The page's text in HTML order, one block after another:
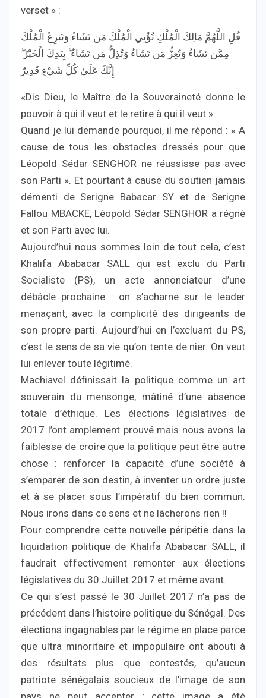
verset » :
قُلِ اللَّهُمَّ مَالِكَ الْمُلْكِ تُؤْتِي الْمُلْكَ مَن تَشَاءُ وَتَنزِعُ الْمُلْكَ
مِمَّن تَشَاءُ وَتُعِزُّ مَن تَشَاءُ وَتُذِلُّ مَن تَشَاءُ ۖ بِيَدِكَ الْخَيْرُ ۖ
إِنَّكَ عَلَىٰ كُلِّ شَيْءٍ قَدِيرٌ
«Dis Dieu, le Maître de la Souveraineté donne le
pouvoir à qui il veut et le retire à qui il veut ».
Quand je lui demande pourquoi, il me répond : « A
cause de tous les obstacles dressés pour que
Léopold Sédar SENGHOR ne réussisse pas avec
son Parti ». Et pourtant à cause du soutien jamais
démenti de Serigne Babacar SY et de Serigne
Fallou MBACKE, Léopold Sédar SENGHOR a régné
et son Parti avec lui.
Aujourd’hui nous sommes loin de tout cela, c’est
Khalifa Ababacar SALL qui est exclu du Parti
Socialiste (PS), un acte annonciateur d’une
débâcle prochaine : on s’acharne sur le leader
menaçant, avec la complicité des dirigeants de
son propre parti. Aujourd’hui en l’excluant du PS,
c’est le sens de sa vie qu’on tente de nier. On veut
lui enlever toute légitimé.
Machiavel définissait la politique comme un art
souverain du mensonge, mâtiné d’une absence
totale d’éthique. Les élections législatives de
2017 l’ont amplement prouvé mais nous avons la
faiblesse de croire que la politique peut être autre
chose : renforcer la capacité d’une société à
s’emparer de son destin, à inventer un ordre juste
et à se placer sous l’impératif du bien commun.
Nous irons dans ce sens et ne lâcherons rien !!
Pour comprendre cette nouvelle péripétie dans la
liquidation politique de Khalifa Ababacar SALL, il
faudrait effectivement remonter aux élections
législatives du 30 Juillet 2017 et même avant.
Ce qui s’est passé le 30 Juillet 2017 n’a pas de
précédent dans l’histoire politique du Sénégal. Des
élections ingagnables par le régime en place parce
que ultra minoritaire et impopulaire ont abouti à
des résultats plus que contestés, qu’aucun
patriote sénégalais soucieux de l’image de son